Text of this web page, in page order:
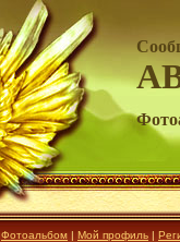
Фотоальбом | Мой профиль |